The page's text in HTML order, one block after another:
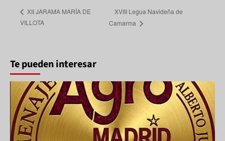
XII JARAMA MARÍA DE
VILLOTA
XVIII Legua Navideña de
Camarma
Te pueden interesar